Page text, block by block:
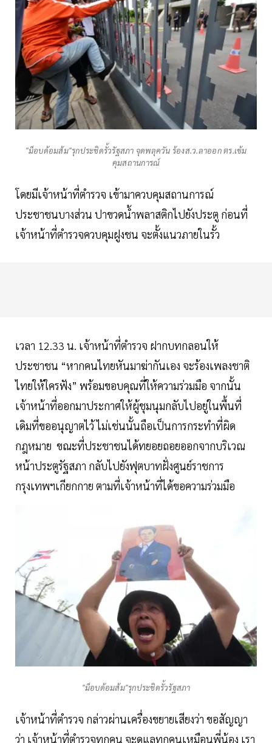
"ม็อบด้อมส้ม"รุกประชิดรั้วรัฐสภา จุดพลุควัน ร้องส.ว.ลาออก ตร.เข้ม
คุมสถานการณ์
โดยมีเจ้าหน้าที่ตำรวจ เข้ามาควบคุมสถานการณ์
ประชาชนบางส่วน ปาขวดน้ำพลาสติกไปยังประตู ก่อนที่
เจ้าหน้าที่ตำรวจควบคุมฝูงชน จะตั้งแนวภายในรั้ว
เวลา 12.33 น. เจ้าหน้าที่ตำรวจ ฝากบทกลอนให้
ประชาชน “หากคนไทยหันมาฆ่ากันเอง จะร้องเพลงชาติ
ไทยให้ใครฟัง” พร้อมขอบคุณที่ให้ความร่วมมือ จากนั้น
เจ้าหน้าที่ออกมาประกาศให้ผู้ชุมนุมกลับไปอยู่ในพื้นที่
เดิมที่ขออนุญาตไว้ ไม่เช่นนั้นถือเป็นการกระทำที่ผิด
กฎหมาย ขณะที่ประชาชนได้ทยอยถอยออกจากบริเวณ
หน้าประตูรัฐสภา กลับไปยังฟุตบาทฝั่งศูนย์ราชการ
กรุงเทพฯเกียกกาย ตามที่เจ้าหน้าที่ได้ขอความร่วมมือ
"ม็อบด้อมส้ม"รุกประชิดรั้วรัฐสภา
เจ้าหน้าที่ตำรวจ กล่าวผ่านเครื่องขยายเสียงว่า ขอสัญญา
ว่า เจ้าหน้าที่ตำรวจทุกคน จะดูแลทุกคนเหมือนพี่น้อง เรา